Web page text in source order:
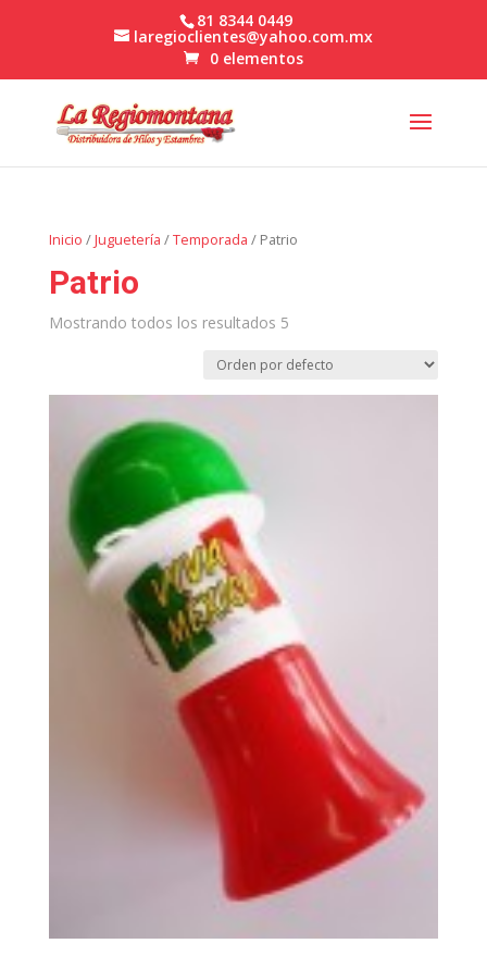
81 8344 0449
laregioclientes@yahoo.com.mx
0 elementos
Inicio /Juguetería /Temporada / Patrio
Patrio
Mostrando todos los resultados 5